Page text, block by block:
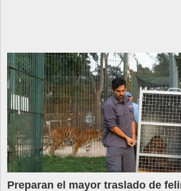
Preparan el mayor traslado de